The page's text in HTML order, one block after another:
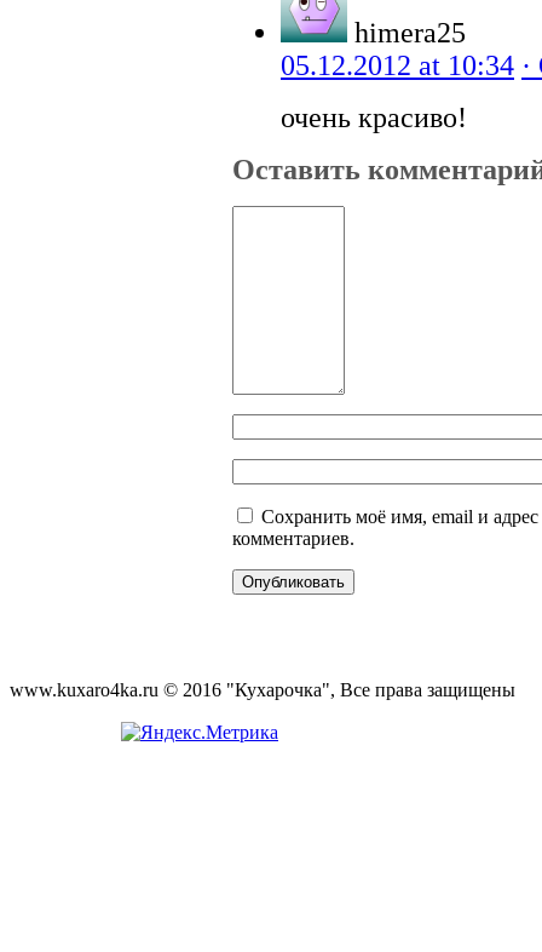
himera25
05.12.2012 at 10:34
очень красиво!
Оставить
Сохранить моё имя, email и
комментариев.
www.kuxaro4ka.ru © 2016 "Кухарочка", Все права защищены